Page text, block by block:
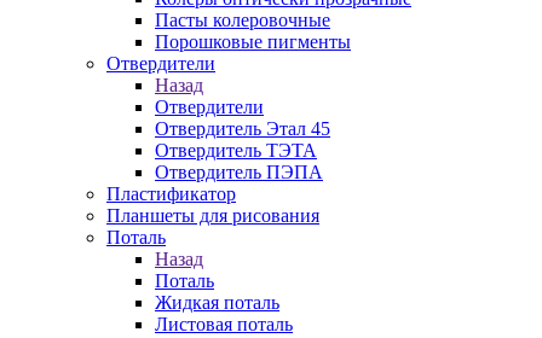
Пасты колеровочные
Порошковые пигменты
Отвердители
Назад
Отвердители
Отвердитель Этал 45
Отвердитель ТЭТА
Отвердитель ПЭПА
Пластификатор
Планшеты для рисования
Поталь
Назад
Поталь
Жидкая поталь
Листовая поталь